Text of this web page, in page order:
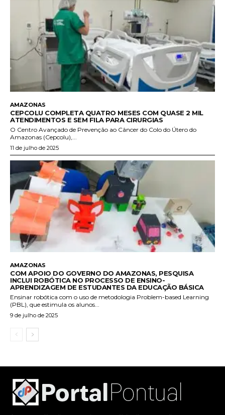
AMAZONAS
CEPCOLU COMPLETA QUATRO MESES COM QUASE 2 MIL
ATENDIMENTOS E SEM FILA PARA CIRURGIAS
O Centro Avançado de Prevenção ao Câncer do Colo do Útero do
Amazonas (Cepcolu),...
11 de julho de 2025
AMAZONAS
COM APOIO DO GOVERNO DO AMAZONAS, PESQUISA
INCLUI ROBÓTICA NO PROCESSO DE ENSINO-
APRENDIZAGEM DE ESTUDANTES DA EDUCAÇÃO BÁSICA
Ensinar robótica com o uso de metodologia Problem-based Learning
(PBL), que estimula os alunos...
9 de julho de 2025